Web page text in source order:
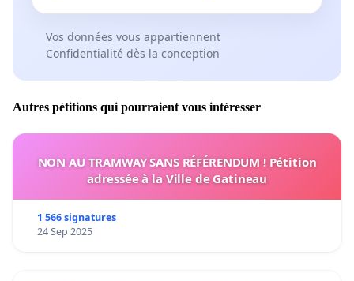
Vos données vous appartiennent
Confidentialité dès la conception
Autres pétitions qui pourraient vous intéresser
NON AU TRAMWAY SANS RÉFÉRENDUM ! Pétition
adressée à la Ville de Gatineau
1 566 signatures
24 Sep 2025